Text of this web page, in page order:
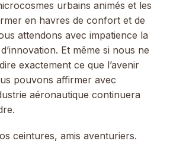
urbains animés et les
en havres de confort et de
attendons avec impatience la
Et même si nous ne
exactement ce que l’avenir
pouvons affirmer avec
aéronautique continuera
ceintures, amis aventuriers.